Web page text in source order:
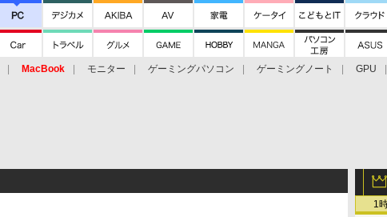
MacBook モニター ゲーミングパソコン ゲーミングノート
GPU
1